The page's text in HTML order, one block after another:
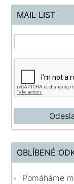
MAIL LIST
OBLÍBENÉ
Pomáháme